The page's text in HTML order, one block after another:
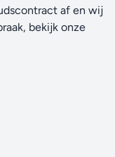
af en wij
bekijk onze